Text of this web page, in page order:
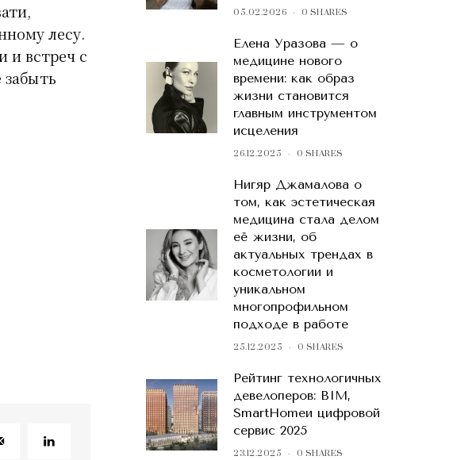
лесу.
и встреч с
05.02.2026 0 SHARES
Елена Уразова — о
медицине нового
времени: как образ
жизни становится
главным инструментом
исцеления
26.12.2025 0 SHARES
Нигяр Джамалова о
том, как эстетическая
медицина стала делом
её жизни, об
актуальных трендах в
косметологии и
уникальном
многопрофильном
подходе в работе
25.12.2025 0 SHARES
Рейтинг технологичных
девелоперов: BIM,
SmartHomeи цифровой
сервис 2025
23.12.2025 0 SHARES